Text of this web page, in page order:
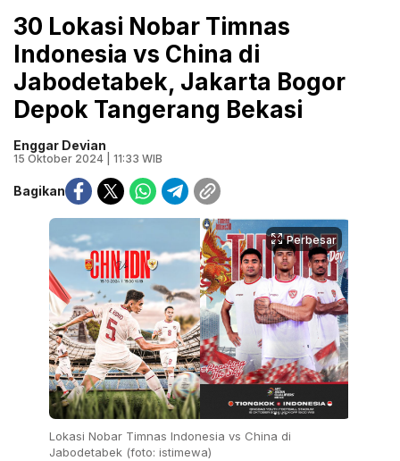
30 Lokasi Nobar Timnas
Indonesia vs China di
Jabodetabek, Jakarta Bogor
Depok Tangerang Bekasi
Enggar Devian
15 Oktober 2024 | 11:33 WIB
Bagikan
Perbesar
Lokasi Nobar Timnas Indonesia vs China di
Jabodetabek (foto: istimewa)